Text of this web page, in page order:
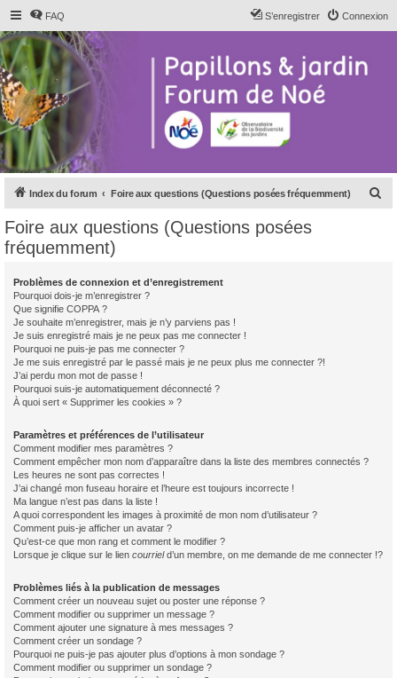
FAQ Connexion
S’enregistrer
Index du forum Foire aux questions (Questions posées fréquemment)
Foire aux questions (Questions posées
fréquemment)
Problèmes de connexion et d’enregistrement
Pourquoi dois-je m’enregistrer ?
Que signifie COPPA ?
Je souhaite m’enregistrer, mais je n’y parviens pas !
Je suis enregistré mais je ne peux pas me connecter !
Pourquoi ne puis-je pas me connecter ?
Je me suis enregistré par le passé mais je ne peux plus me connecter ?!
J’ai perdu mon mot de passe !
Pourquoi suis-je automatiquement déconnecté ?
À quoi sert « Supprimer les cookies » ?
Paramètres et préférences de l’utilisateur
Comment modifier mes paramètres ?
Comment empêcher mon nom d’apparaître dans la liste des membres connectés ?
Les heures ne sont pas correctes !
J’ai changé mon fuseau horaire et l’heure est toujours incorrecte !
Ma langue n’est pas dans la liste !
A quoi correspondent les images à proximité de mon nom d’utilisateur ?
Comment puis-je afficher un avatar ?
Qu’est-ce que mon rang et comment le modifier ?
Lorsque je clique sur le lien courrield’un membre, on me demande de me connecter !?
Problèmes liés à la publication de messages
Comment créer un nouveau sujet ou poster une réponse ?
Comment modifier ou supprimer un message ?
Comment ajouter une signature à mes messages ?
Comment créer un sondage ?
Pourquoi ne puis-je pas ajouter plus d’options à mon sondage ?
Comment modifier ou supprimer un sondage ?